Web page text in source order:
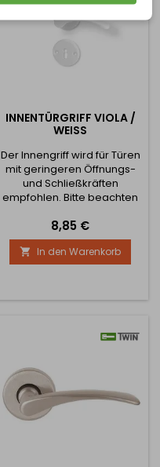
INNENTÜRGRIFF VIOLA /
WEISS
Der Innengriff wird für Türen
mit geringeren Öffnungs-
und Schließkräften
empfohlen. Bitte beachten
Ausrichtung für die Kugel +
Griff-Design. Das Set enthält
ein Paar Griffe, Rosetten
Ihrer Wahl und Schrauben.
Preis
8,85 €
 In den Warenkorb